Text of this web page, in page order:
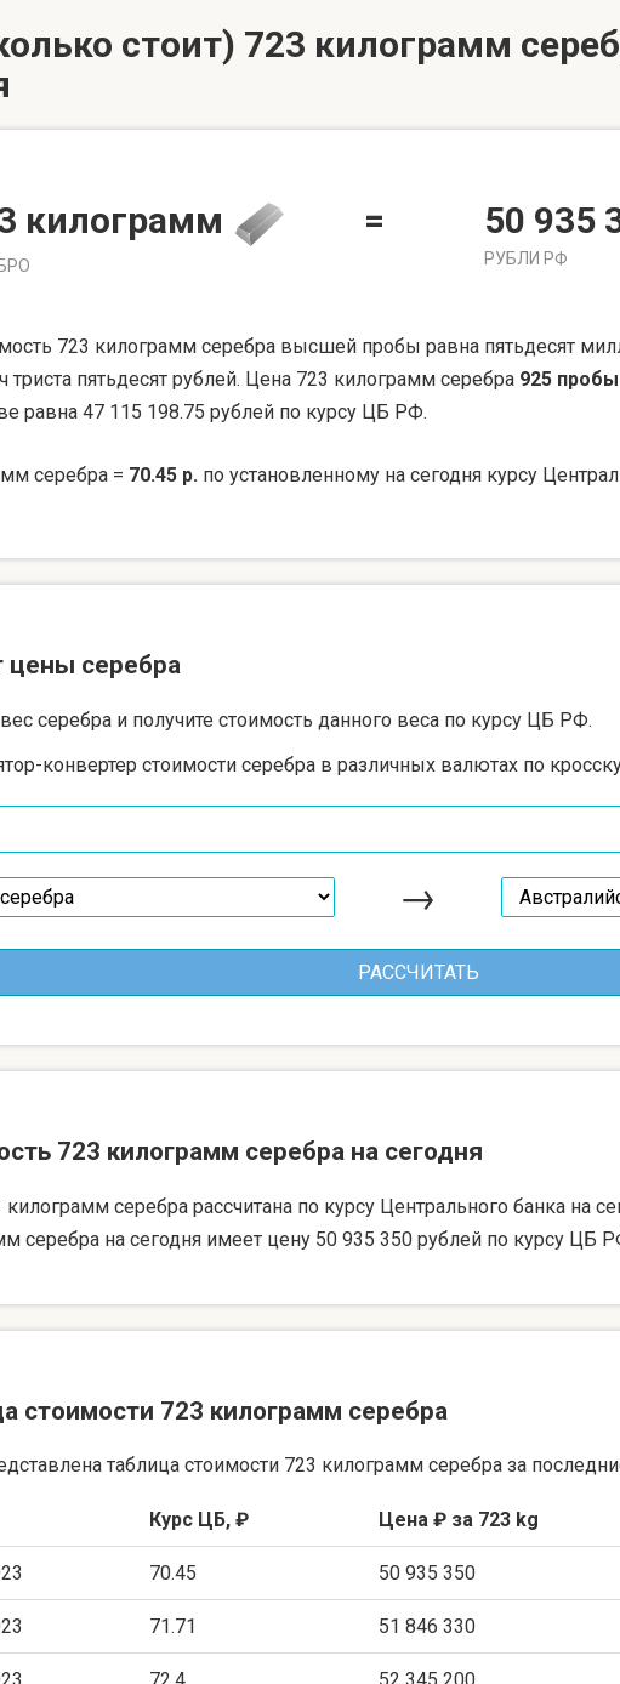
стоит) 723 килограмм
килограмм = 50 935
РУБЛИ РФ
723 килограмм серебра высшей пробы равна пятьдесят
триста пятьдесят рублей. Цена 723 килограмм серебра 925 пробы
равна 47 115 198.75 рублей по курсу ЦБ РФ.
серебра = 70.45 р. по установленному на сегодня курсу
цены серебра
серебра и получите стоимость данного веса по курсу ЦБ РФ.
конвертер стоимости серебра в различных валютах по
→
723 килограмм серебра на сегодня
серебра рассчитана по курсу Центрального банка на
серебра на сегодня имеет цену 50 935 350 рублей по курсу ЦБ
стоимости 723 килограмм серебра
таблица стоимости 723 килограмм серебра за
Курс ЦБ, ₽ Цена ₽ за 723 kg
70.45 50 935 350
71.71 51 846 330